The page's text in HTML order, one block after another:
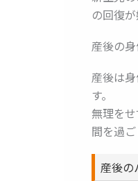
の回復
産後の
産後は
す。
無理を
間を過ご
産後の